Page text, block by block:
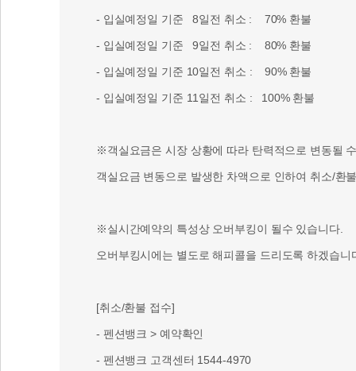
- 입실예정일 기준 8일전 취소 : 70% 환불
- 입실예정일 기준 9일전 취소 : 80% 환불
- 입실예정일 기준 10일전 취소 : 90% 환불
- 입실예정일 기준 11일전 취소 : 100% 환불
※객실요금은 시장 상황에 따라 탄력적으로 변동될
객실요금 변동으로 발생한 차액으로 인하여 취소/환
※실시간예약의 특성상 오버부킹이 될수 있습니다.
오버부킹시에는 별도로 해피콜을 드리도록 하겠습니
[취소/환불 접수]
- 펜션뱅크 > 예약확인
- 펜션뱅크 고객센터 1544-4970